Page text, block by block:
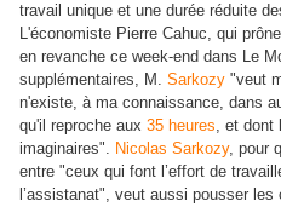
travail unique et une durée réduite
L'économiste Pierre Cahuc, qui
en revanche ce week-end dans Le
supplémentaires, M. Sarkozy "veut
n'existe, à ma connaissance, dans
qu'il reproche aux 35 heures, et dont
imaginaires". Nicolas Sarkozy, pour
entre "ceux qui font l’effort de
l’assistanat", veut aussi pousser les